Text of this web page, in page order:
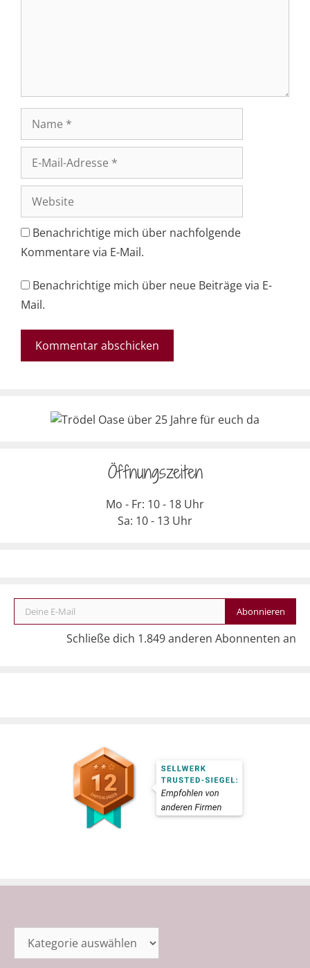
Mail-
Adresse
Website
Benachrichtige mich über nachfolgende
Kommentare via E-Mail.
Benachrichtige mich über neue Beiträge via E-
Mail.
Öffnungszeiten
Mo - Fr: 10 - 18 Uhr
Sa: 10 - 13 Uhr
Deine E-Mail
Abonnieren
Schließe dich 1.849 anderen Abonnenten an
Kategorien